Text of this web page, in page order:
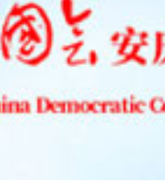
概
况
建
新
参
政
政
理
研
会
会